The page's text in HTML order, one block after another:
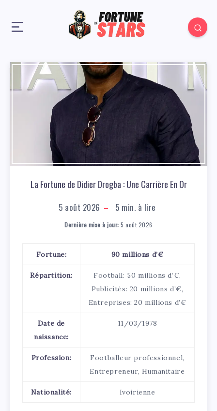
La Fortune de Didier Drogba : Une Carrière En Or
5 août 2026 5 min. à lire
Dernière mise à jour: 5 août 2026
Fortune: 90 millions d’€
Répartition:
Football: 50 millions d’€,
Publicités: 20 millions d’€,
Entreprises: 20 millions d’€
Date de
naissance:
11/03/1978
Profession:
Footballeur professionnel,
Entrepreneur, Humanitaire
Nationalité: Ivoirienne